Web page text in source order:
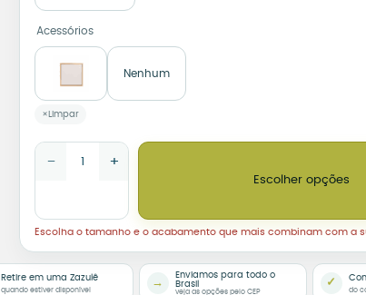
Acessórios
Nenhum
Limpar
Azulejo Decorativo Emicida – Principia Dupla face ou
− +
Escolher opções
Escolha o tamanho e o acabamento que mais combinam com a
Retire em uma Zazulê
quando estiver disponível
→
Enviamos para todo o
Brasil
veja as opções pelo CEP
✓
do